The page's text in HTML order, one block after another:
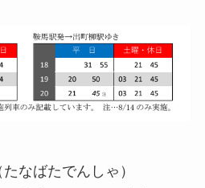
なばたでんしゃ）